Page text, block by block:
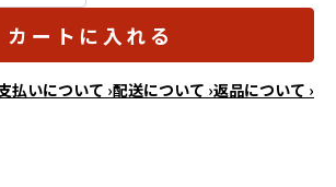
カートに入れる
払いについて ›配送について ›返品について ›